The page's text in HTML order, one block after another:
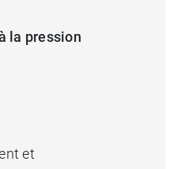
la pression
et